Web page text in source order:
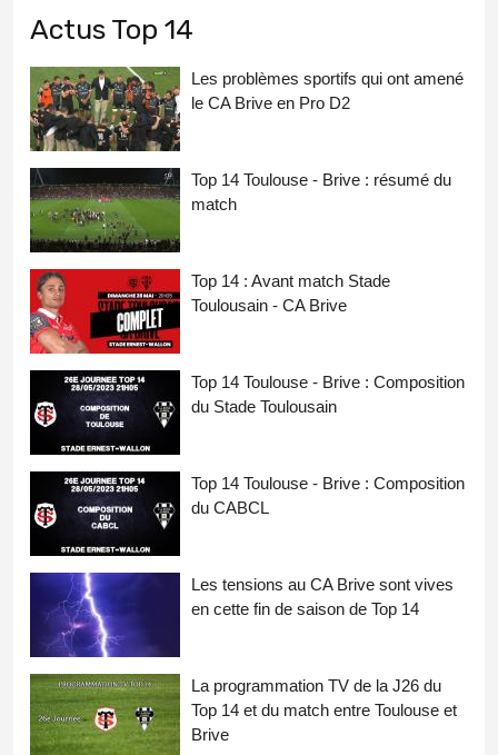
Actus Top 14
Les problèmes sportifs qui ont amené
le CA Brive en Pro D2
Top 14 Toulouse - Brive : résumé du
match
Top 14 : Avant match Stade
Toulousain - CA Brive
Top 14 Toulouse - Brive : Composition
du Stade Toulousain
Top 14 Toulouse - Brive : Composition
du CABCL
Les tensions au CA Brive sont vives
en cette fin de saison de Top 14
La programmation TV de la J26 du
Top 14 et du match entre Toulouse et
Brive